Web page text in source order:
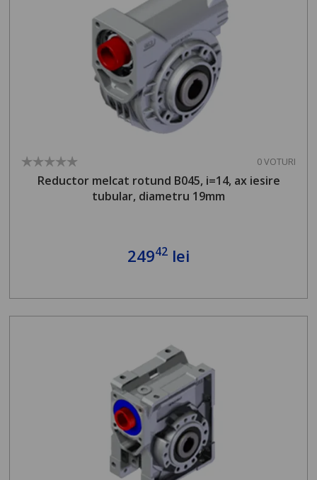
0 VOTURI
Reductor melcat rotund B045, i=14, ax iesire
tubular, diametru 19mm
24942 lei